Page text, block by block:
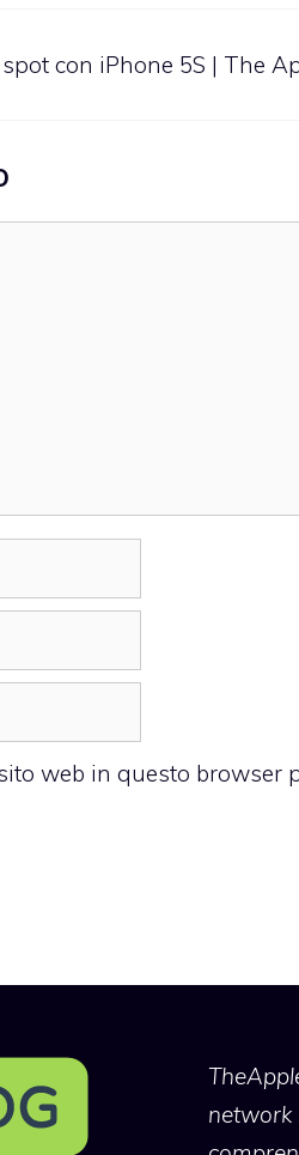
con iPhone 5S | The
web in questo browser
network